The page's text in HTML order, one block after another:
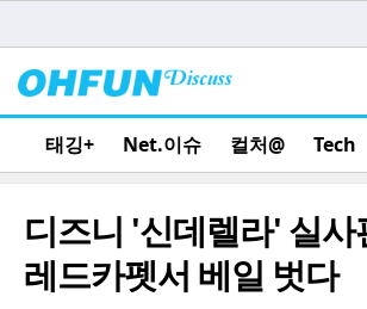
태깅+ Net.이슈 컬처@ Tech
디즈니 '신데렐라' 실사
레드카펫서 베일 벗다